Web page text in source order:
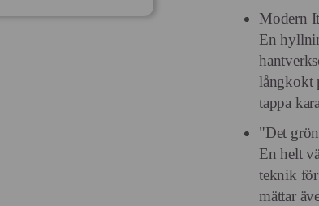
Modern
En
långkokt
tappa
"Det
En helt
teknik för
mättar